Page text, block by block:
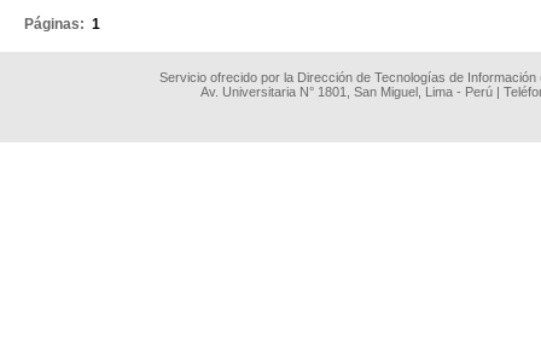
Páginas: 1
Servicio ofrecido por la Dirección de Tecnologías de
Av. Universitaria N° 1801, San Miguel, Lima - Perú |